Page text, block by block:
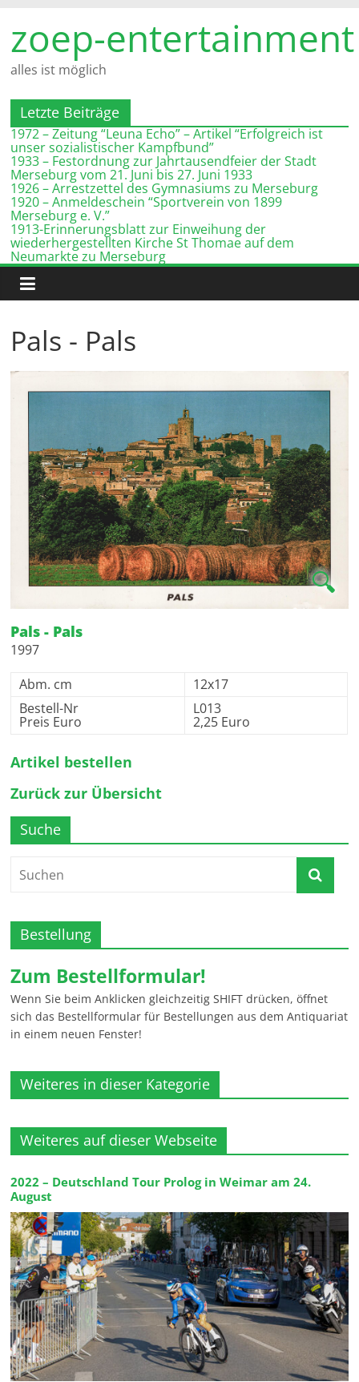
Inhalt
springen
zoep-entertainment
alles ist möglich
Letzte Beiträge
1972 – Zeitung “Leuna Echo” – Artikel “Erfolgreich ist
unser sozialistischer Kampfbund”
1933 – Festordnung zur Jahrtausendfeier der Stadt
Merseburg vom 21. Juni bis 27. Juni 1933
1926 – Arrestzettel des Gymnasiums zu Merseburg
1920 – Anmeldeschein “Sportverein von 1899
Merseburg e. V.”
1913-Erinnerungsblatt zur Einweihung der
wiederhergestellten Kirche St Thomae auf dem
Neumarkte zu Merseburg
Pals - Pals
🔍
Pals - Pals
1997
Abm. cm
12x17
Bestell-Nr
Preis Euro
L013
2,25 Euro
Artikel bestellen
Zurück zur Übersicht
Suche
Bestellung
Zum Bestellformular!
Wenn Sie beim Anklicken gleichzeitig SHIFT drücken, öffnet
sich das Bestellformular für Bestellungen aus dem Antiquariat
in einem neuen Fenster!
Weiteres in dieser Kategorie
Weiteres auf dieser Webseite
2022 – Deutschland Tour Prolog in Weimar am 24.
August